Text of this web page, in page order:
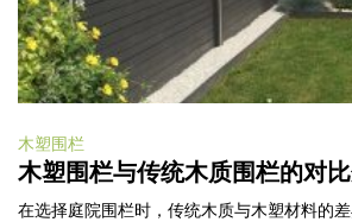
木塑围栏
木塑围栏与传统木质围栏的对
在选择庭院围栏时，传统木质与木塑材料的